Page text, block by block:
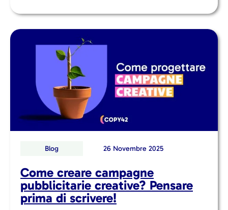
Blog 26 Novembre 2025
Come creare campagne
pubblicitarie creative? Pensare
prima di scrivere!